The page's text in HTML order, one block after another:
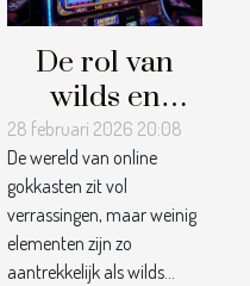
De rol van
wilds en
scatters in
jouw
winstkansen
28 februari 2026 20:08
De wereld van online
gokkasten zit vol
verrassingen, maar weinig
elementen zijn zo
aantrekkelijk als wilds...